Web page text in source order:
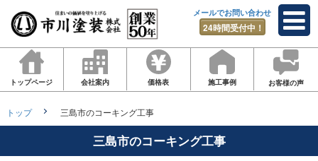
メールでお問い合わせ
24時間受付中！
トップページ 会社案内 価格表 施工事例 お客様の声
トップ 三島市のコーキング工事
三島市のコーキング工事